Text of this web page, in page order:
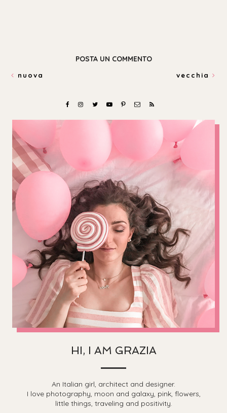
POSTA UN COMMENTO
nuova vecchia
HI, I AM GRAZIA
An Italian girl, architect and designer.
I love photography, moon and galaxy, pink, flowers,
little things, traveling and positivity.